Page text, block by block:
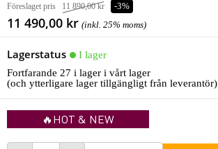
Föreslaget pris 11 890,00 kr -3%
11 490,00 kr (inkl. 25% moms)
Lagerstatus
I lager
Fortfarande 27 i lager i vårt lager
(och ytterligare lager tillgängligt från leverantör)
🔥HOT & NEW